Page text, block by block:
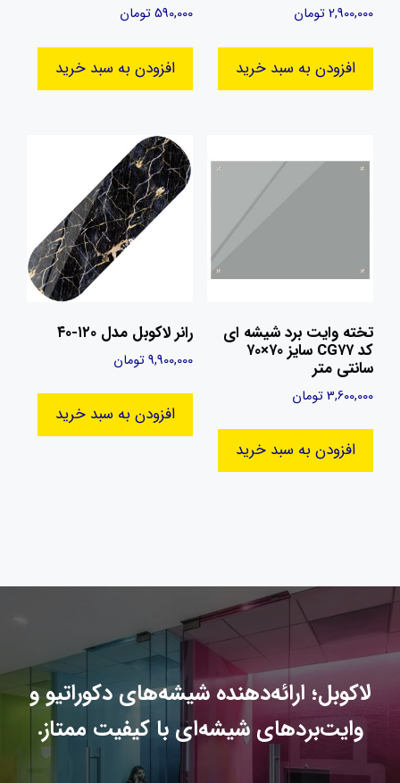
2,900,000تومان
افزودن به سبد خرید
590,000تومان
افزودن به سبد خرید
تخته وایت برد شیشه ‌ای
کد CG۷۷ سایز ۷۰×۷۰
سانتی متر
3,600,000تومان
افزودن به سبد خرید
رانر لاکوبل مدل ۱۲۰-۴۰
9,900,000تومان
افزودن به سبد خرید
لاکوبل؛ ارائه‌دهنده شیشه‌های دکوراتیو و
وایت‌بردهای شیشه‌ای با کیفیت ممتاز.